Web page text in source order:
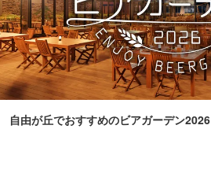
自由が丘でおすすめのビアガーデン2026